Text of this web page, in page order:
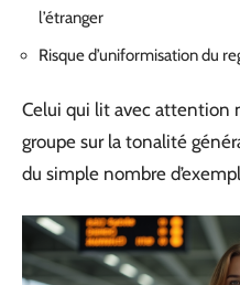
l’étranger
Risque d’uniformisation du
Celui qui lit avec attention
groupe sur la tonalité
du simple nombre